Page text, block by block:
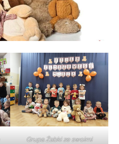
Grupa Żabki ze swoimi